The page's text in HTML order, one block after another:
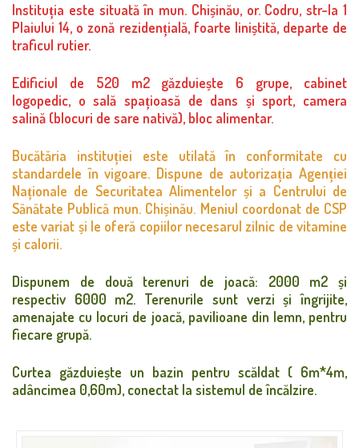
Instituția este situată în mun. Chișinău, or. Codru, str-la 1
Plaiului 14, o zonă rezidențială, foarte liniștită, departe de
traficul rutier.
Edificiul de 520 m2 găzduiește 6 grupe, cabinet
logopedic, o sală spațioasă de dans și sport, camera
salină (blocuri de sare nativă), bloc alimentar.
Bucătăria instituției este utilată în conformitate cu
standardele în vigoare. Dispune de autorizația Agenției
Naționale de Securitatea Alimentelor și a Centrului de
Sănătate Publică mun. Chișinău. Meniul coordonat de CSP
este variat și le oferă copiilor necesarul zilnic de vitamine
și calorii.
Dispunem de două terenuri de joacă: 2000 m2 și
respectiv 6000 m2. Terenurile sunt verzi și îngrijite,
amenajate cu locuri de joacă, pavilioane din lemn, pentru
fiecare grupă.
Curtea găzduiește un bazin pentru scăldat ( 6m*4m,
adâncimea 0,60m), conectat la sistemul de încălzire.